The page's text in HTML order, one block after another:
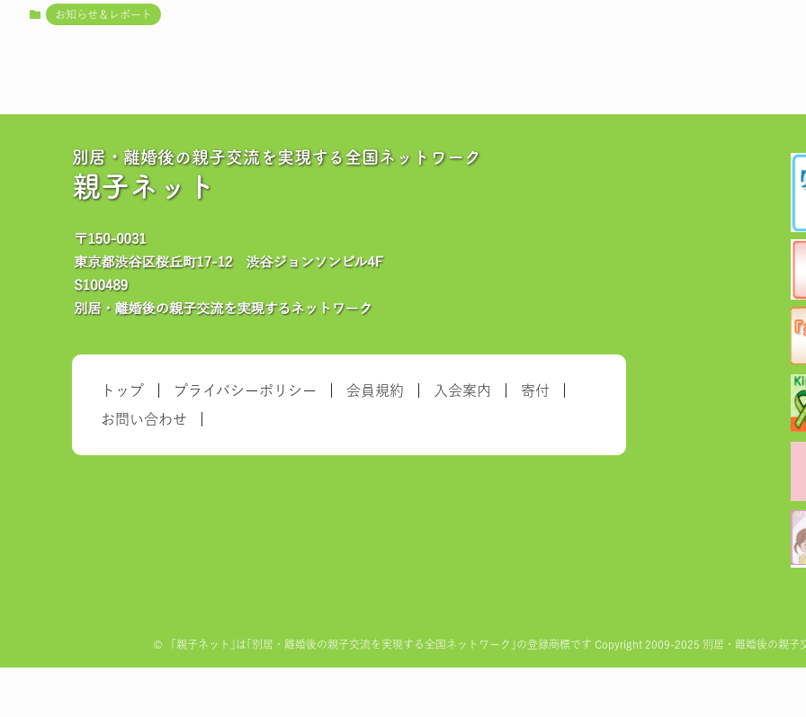
お知らせ＆レポート
別居・離婚後の親子交流を実現する全国ネットワーク
親子ネット
トップ プライバシーポリシー 会員規約 入会案内
寄付
お問い合わせ
© 「親子ネット｣は｢別居・離婚後の親子交流を実現する全国ネットワーク｣の登録商標です Copyright 2009-2025 別居・離婚後の親